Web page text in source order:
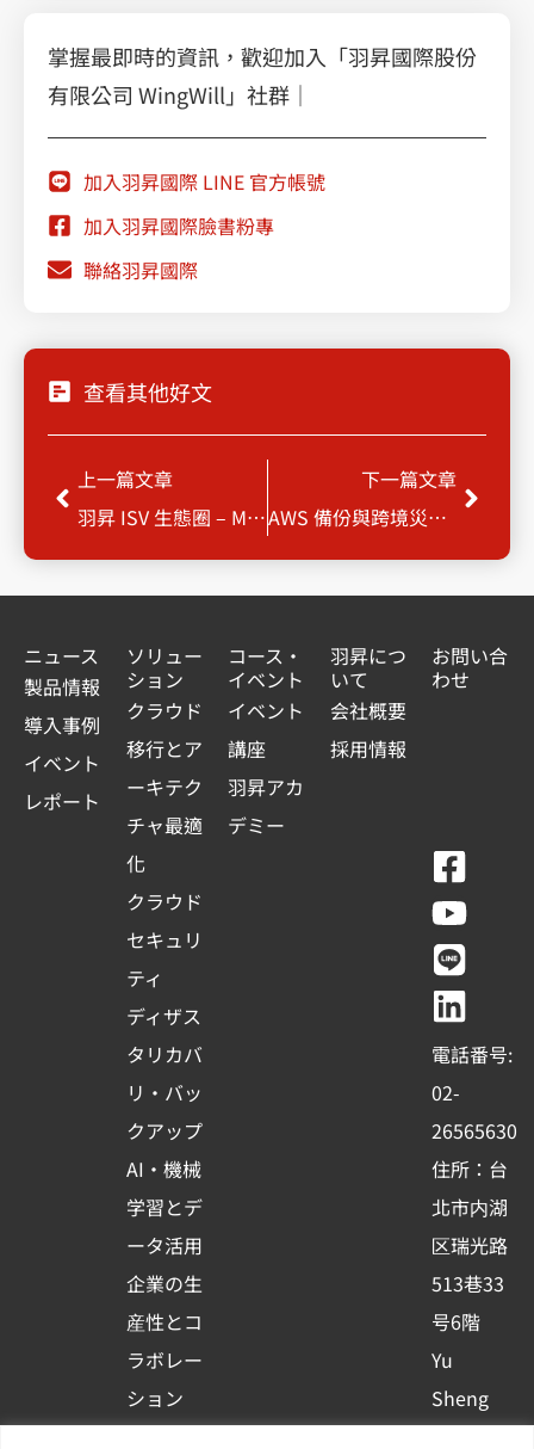
掌握最即時的資訊，歡迎加入「羽昇國際股份
有限公司 WingWill」社群｜
加入羽昇國際 LINE 官方帳號
加入羽昇國際臉書粉專
聯絡羽昇國際
查看其他好文
Prev
上一篇文章
羽昇 ISV 生態圈 – MaiAgent 企業生成式AI 解決方案
下一篇文章
AWS 備份與跨境災難復原備份：從合規實踐到雲原生轉型的數位韌性藍圖
Next
ニュース
製品情報
導入事例
イベント
レポート
ソリュー
ション
クラウド
移行とア
ーキテク
チャ最適
化
クラウド
セキュリ
ティ
ディザス
タリカバ
リ・バッ
クアップ
AI・機械
学習とデ
ータ活用
企業の生
産性とコ
ラボレー
ション
コース・
イベント
イベント
講座
羽昇アカ
デミー
羽昇につ
いて
会社概要
採用情報
お問い合
わせ
F
a
c
e
b
o
o
k
-
s
q
u
a
r
e
Y
o
u
t
u
b
e
L
i
n
e
L
i
n
k
e
d
i
n
電話番号:
02-
26565630
住所：台
北市内湖
区瑞光路
513巷33
号6階
Yu
Sheng